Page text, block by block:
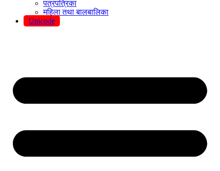
पत्रपत्रिका
महिला तथा बालबालिका
Unicode